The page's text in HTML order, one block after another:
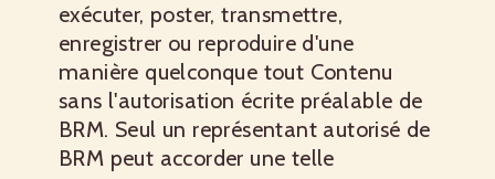
exécuter, poster, transmettre,
enregistrer ou reproduire d'une
manière quelconque tout Contenu
sans l'autorisation écrite préalable de
BRM. Seul un représentant autorisé de
BRM peut accorder une telle